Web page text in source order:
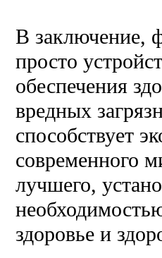
В заключение,
просто
обеспечения
вредных
способствует
современного
лучшего,
здоровье и